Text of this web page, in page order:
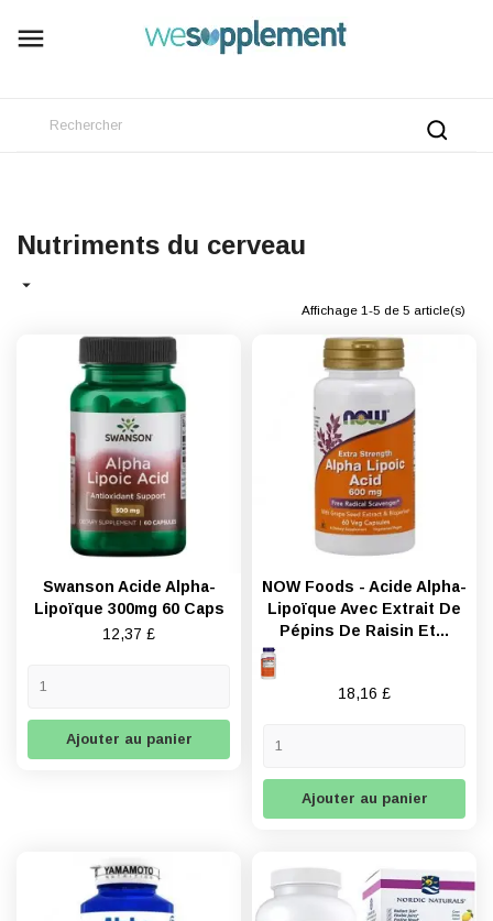

Nutriments du cerveau

Affichage 1-5 de 5 article(s)
Swanson Acide Alpha-
Lipoïque 300mg 60 Caps
Prix
12,37 £
Ajouter au panier
NOW Foods - Acide Alpha-
Lipoïque Avec Extrait De
Pépins De Raisin Et...
Prix
18,16 £
Ajouter au panier